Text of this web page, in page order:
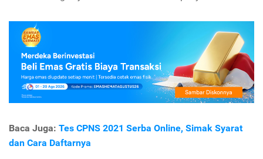
Baca Juga: Tes CPNS 2021 Serba Online, Simak Syarat
dan Cara Daftarnya